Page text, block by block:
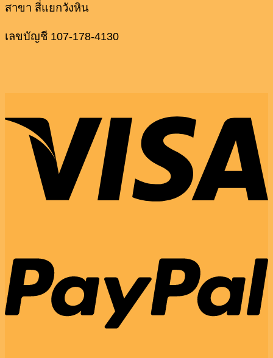
สาขา สี่แยกวังหิน
เลขบัญชี 107-178-4130